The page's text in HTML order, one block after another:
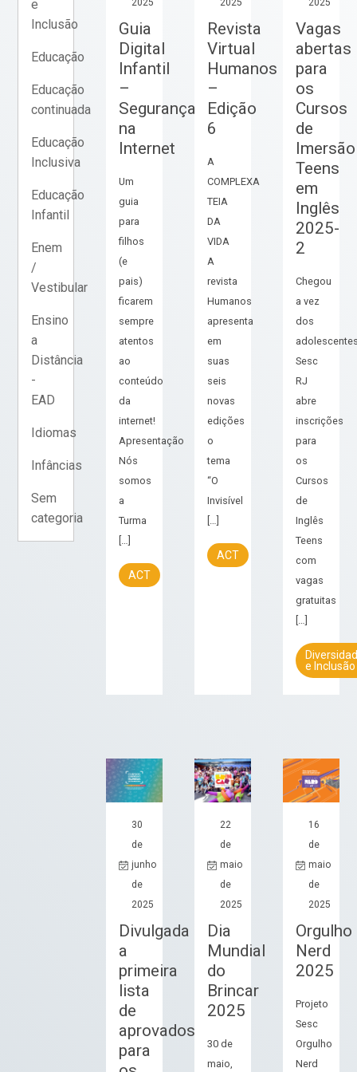
e
Inclusão
Educação
Educação
continuada
Educação
Inclusiva
Educação
Infantil
Enem
/
Vestibular
Ensino
a
Distância
-
EAD
Idiomas
Infâncias
Sem
categoria
2025
Guia
Digital
Infantil
–
Segurança
na
Internet
Um
guia
para
filhos
(e
pais)
ficarem
sempre
atentos
ao
conteúdo
da
internet!
Apresentação
Nós
somos
a
Turma
ACT
2025
Revista
Virtual
Humanos
–
Edição
6
A
COMPLEXA
TEIA
DA
VIDA
A
revista
Humanos
apresenta
em
suas
seis
novas
edições
o
tema
“O
Invisível
ACT
2025
Vagas
abertas
para
os
Cursos
de
Imersão
Teens
em
Inglês
2025-
2
Chegou
a vez
dos
Sesc
RJ
abre
inscrições
para
os
Cursos
de
Inglês
Teens
com
vagas
gratuitas
e Inclusão
30
de
junho
de
2025
Divulgada
a
primeira
lista
de
aprovados
para
22
de
maio
de
2025
Dia
Mundial
do
Brincar
2025
30 de
maio,
16
de
maio
de
2025
Orgulho
Nerd
2025
Projeto
Sesc
Orgulho
Nerd